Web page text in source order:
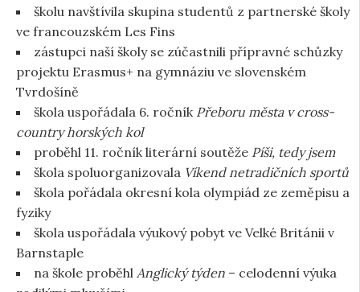
školu navštívila skupina studentů z partnerské školy
ve francouzském Les Fins
zástupci naší školy se zúčastnili přípravné schůzky
projektu Erasmus+ na gymnáziu ve slovenském
Tvrdošíně
škola uspořádala 6. ročník Přeboru města v cross-
country horských kol
proběhl 11. ročník literární soutěže Píši, tedy jsem
škola spoluorganizovala Víkend netradičních sportů
škola pořádala okresní kola olympiád ze zeměpisu a
fyziky
škola uspořádala výukový pobyt ve Velké Británii v
Barnstaple
na škole proběhl Anglický týden – celodenní výuka